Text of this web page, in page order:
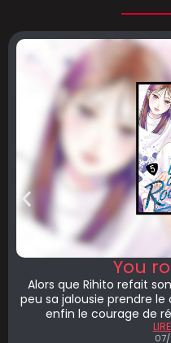
You
Alors que Rihito refait
peu sa jalousie prendre le
enfin le courage de